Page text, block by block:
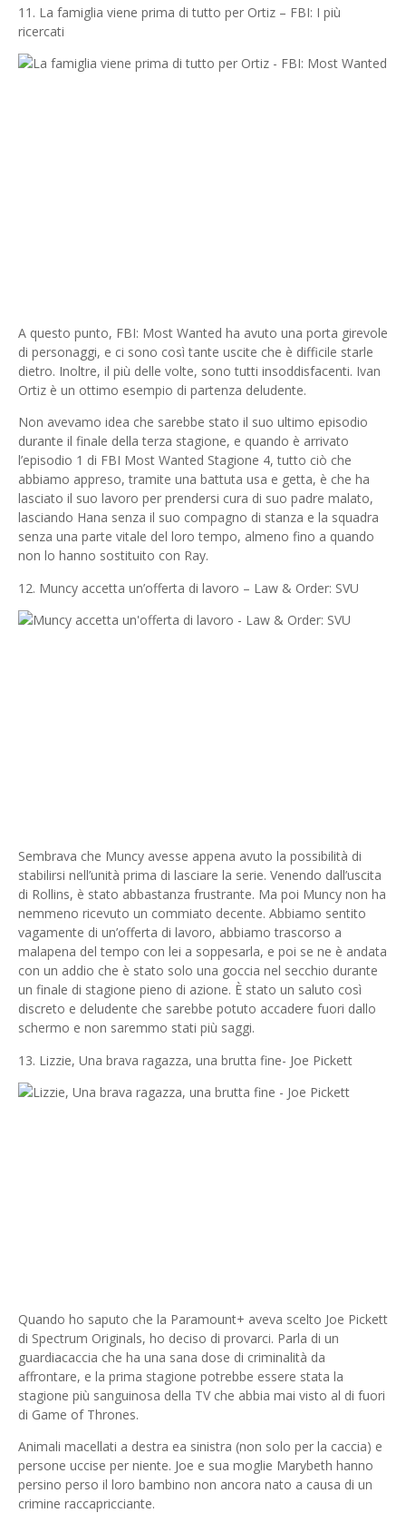
11. La famiglia viene prima di tutto per Ortiz – FBI: I più
ricercati
A questo punto, FBI: Most Wanted ha avuto una porta girevole
di personaggi, e ci sono così tante uscite che è difficile starle
dietro. Inoltre, il più delle volte, sono tutti insoddisfacenti. Ivan
Ortiz è un ottimo esempio di partenza deludente.
Non avevamo idea che sarebbe stato il suo ultimo episodio
durante il finale della terza stagione, e quando è arrivato
l’episodio 1 di FBI Most Wanted Stagione 4, tutto ciò che
abbiamo appreso, tramite una battuta usa e getta, è che ha
lasciato il suo lavoro per prendersi cura di suo padre malato,
lasciando Hana senza il suo compagno di stanza e la squadra
senza una parte vitale del loro tempo, almeno fino a quando
non lo hanno sostituito con Ray.
12. Muncy accetta un’offerta di lavoro – Law & Order: SVU
Sembrava che Muncy avesse appena avuto la possibilità di
stabilirsi nell’unità prima di lasciare la serie. Venendo dall’uscita
di Rollins, è stato abbastanza frustrante. Ma poi Muncy non ha
nemmeno ricevuto un commiato decente. Abbiamo sentito
vagamente di un’offerta di lavoro, abbiamo trascorso a
malapena del tempo con lei a soppesarla, e poi se ne è andata
con un addio che è stato solo una goccia nel secchio durante
un finale di stagione pieno di azione. È stato un saluto così
discreto e deludente che sarebbe potuto accadere fuori dallo
schermo e non saremmo stati più saggi.
13. Lizzie, Una brava ragazza, una brutta fine- Joe Pickett
Quando ho saputo che la Paramount+ aveva scelto Joe Pickett
di Spectrum Originals, ho deciso di provarci. Parla di un
guardiacaccia che ha una sana dose di criminalità da
affrontare, e la prima stagione potrebbe essere stata la
stagione più sanguinosa della TV che abbia mai visto al di fuori
di Game of Thrones.
Animali macellati a destra ea sinistra (non solo per la caccia) e
persone uccise per niente. Joe e sua moglie Marybeth hanno
persino perso il loro bambino non ancora nato a causa di un
crimine raccapricciante.